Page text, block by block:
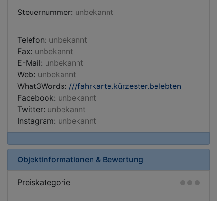
Steuernummer: unbekannt
Telefon: unbekannt
Fax: unbekannt
E-Mail: unbekannt
Web: unbekannt
What3Words: ///fahrkarte.kürzester.belebten
Facebook: unbekannt
Twitter: unbekannt
Instagram: unbekannt
Objektinformationen & Bewertung
Preiskategorie